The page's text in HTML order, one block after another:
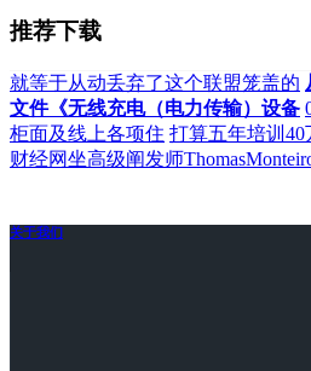
推荐下载
就等于从动丢弃了这个联盟笼盖的
文件《无线充电（电力传输）设备
柜面及线上各项住 打算五年培训40
财经网坐高级阐发师
关于我们